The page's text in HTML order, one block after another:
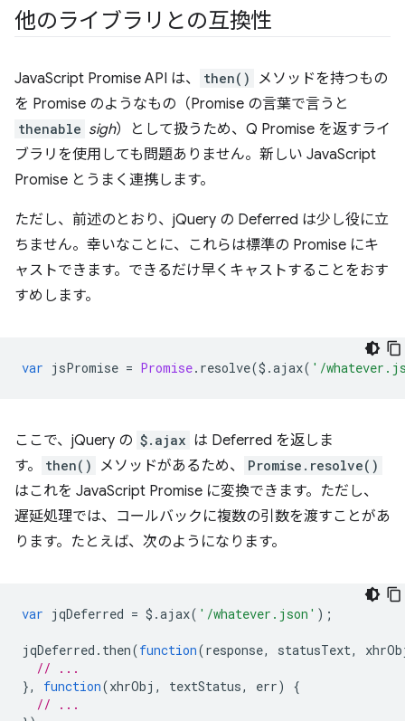
他のライブラリとの互換性
JavaScript Promise API は、 then()
メソッドを持つもの
を Promise のようなもの（Promise の言葉で言うと
thenable sigh）として扱うため、Q Promise を返すライ
ブラリを使用しても問題ありません。新しい JavaScript
Promise とうまく連携します。
ただし、前述のとおり、jQuery の Deferred は少し役に立
ちません。幸いなことに、これらは標準の Promise にキ
ャストできます。できるだけ早くキャストすることをおす
すめします。
var jsPromise = Promise. resolve($ .ajax( '/
ここで、jQuery の $.ajax は Deferred を返しま
す。
then() メソッドがあるため、 Promise.resolve()
はこれを JavaScript Promise に変換できます。ただし、
遅延処理では、コールバックに複数の引数を渡すことがあ
ります。たとえば、次のようになります。
var jqDeferred = $ .ajax( '/whatever.json' );
jqDeferred . then(function(response, statusText,
// ...
},
function(xhrObj , textStatus, err)
{
// ...